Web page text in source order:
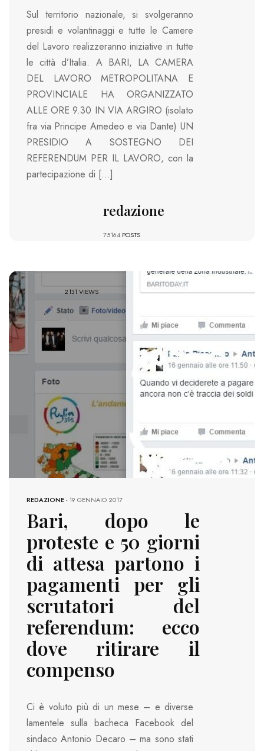
Sul territorio nazionale, si svolgeranno
presidi e volantinaggi e tutte le Camere
del Lavoro realizzeranno iniziative in tutte
le città d’Italia. A BARI, LA CAMERA
DEL LAVORO METROPOLITANA E
PROVINCIALE HA ORGANIZZATO
ALLE ORE 9.30 IN VIA ARGIRO (isolato
fra via Principe Amedeo e via Dante) UN
PRESIDIO A SOSTEGNO DEI
REFERENDUM PER IL LAVORO, con la
partecipazione di […]
redazione
75164 POSTS
2131 VIEWS
REDAZIONE-19 GENNAIO 2017
Bari, dopo le
proteste e 50 giorni
di attesa partono i
pagamenti per gli
scrutatori del
referendum: ecco
dove ritirare il
compenso
Ci è voluto più di un mese – e diverse
lamentele sulla bacheca Facebook del
sindaco Antonio Decaro – ma sono stati